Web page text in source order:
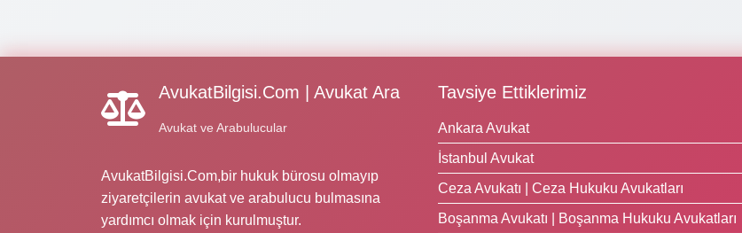
AvukatBilgisi.Com | Avukat Ara
Avukat ve Arabulucular
AvukatBilgisi.Com,bir hukuk bürosu olmayıp
ziyaretçilerin avukat ve arabulucu bulmasına
yardımcı olmak için kurulmuştur.
Tavsiye Ettiklerimiz
Ankara Avukat
İstanbul Avukat
Ceza Avukatı | Ceza Hukuku Avukatları
Boşanma Avukatı | Boşanma Hukuku Avukatları